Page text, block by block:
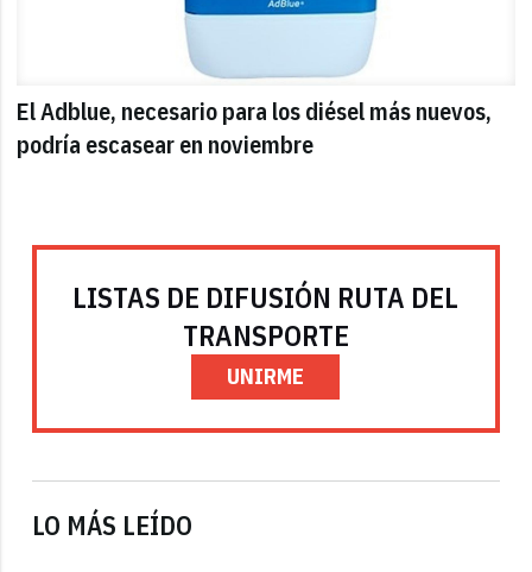
El Adblue, necesario para los diésel más nuevos,
podría escasear en noviembre
LISTAS DE DIFUSIÓN RUTA DEL
TRANSPORTE
UNIRME
LO MÁS LEÍDO